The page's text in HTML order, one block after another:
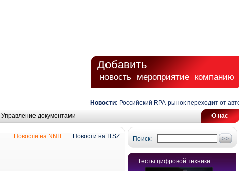
Добавить
новость мероприятие компанию
Новости: Российский RPA-рынок переходит от
О нас
Управление документами
Поиск:
Тесты цифровой техники
Новости на ITSZ
Новости на NNIT